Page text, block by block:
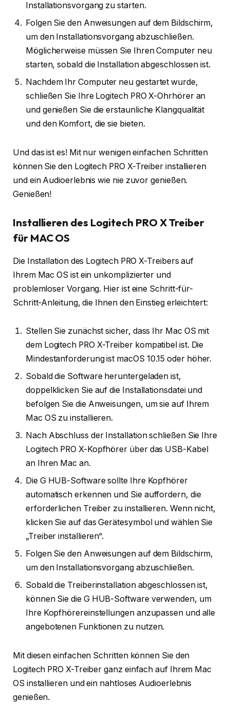
Installationsvorgang zu starten.
Folgen Sie den Anweisungen auf dem Bildschirm,
um den Installationsvorgang abzuschließen.
Möglicherweise müssen Sie Ihren Computer neu
starten, sobald die Installation abgeschlossen ist.
Nachdem Ihr Computer neu gestartet wurde,
schließen Sie Ihre Logitech PRO X-Ohrhörer an
und genießen Sie die erstaunliche Klangqualität
und den Komfort, die sie bieten.
Und das ist es! Mit nur wenigen einfachen Schritten
können Sie den Logitech PRO X-Treiber installieren
und ein Audioerlebnis wie nie zuvor genießen.
Genießen!
Installieren des Logitech PRO X Treiber
für MAC OS
Die Installation des Logitech PRO X-Treibers auf
Ihrem Mac OS ist ein unkomplizierter und
problemloser Vorgang. Hier ist eine Schritt-für-
Schritt-Anleitung, die Ihnen den Einstieg erleichtert:
Stellen Sie zunächst sicher, dass Ihr Mac OS mit
dem Logitech PRO X-Treiber kompatibel ist. Die
Mindestanforderung ist macOS 10.15 oder höher.
Sobald die Software heruntergeladen ist,
doppelklicken Sie auf die Installationsdatei und
befolgen Sie die Anweisungen, um sie auf Ihrem
Mac OS zu installieren.
Nach Abschluss der Installation schließen Sie Ihre
Logitech PRO X-Kopfhörer über das USB-Kabel
an Ihren Mac an.
Die G HUB-Software sollte Ihre Kopfhörer
automatisch erkennen und Sie auffordern, die
erforderlichen Treiber zu installieren. Wenn nicht,
klicken Sie auf das Gerätesymbol und wählen Sie
„Treiber installieren“.
Folgen Sie den Anweisungen auf dem Bildschirm,
um den Installationsvorgang abzuschließen.
Sobald die Treiberinstallation abgeschlossen ist,
können Sie die G HUB-Software verwenden, um
Ihre Kopfhörereinstellungen anzupassen und alle
angebotenen Funktionen zu nutzen.
Mit diesen einfachen Schritten können Sie den
Logitech PRO X-Treiber ganz einfach auf Ihrem Mac
OS installieren und ein nahtloses Audioerlebnis
genießen.